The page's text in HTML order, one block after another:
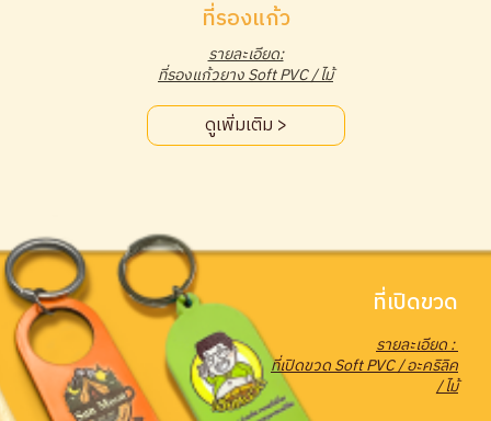
ที่รองแก้ว
รายละเอียด:
ที่รองแก้วยาง Soft PVC / ไม้
ดูเพิ่มเติม >
ที่เปิดขวด
รายละเอียด :
ที่เปิดขวด Soft PVC / อะคริลิค
/ ไม้